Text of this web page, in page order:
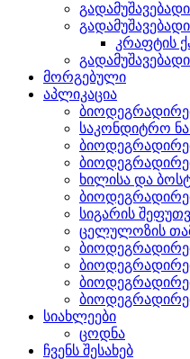
კრაფტის
მორგებული
აპლიკაცია
საკონდიტრო
ხილისა და
სიგარის
ცელულოზის
სიახლეები
ცოდნა
ჩვენს შესახებ